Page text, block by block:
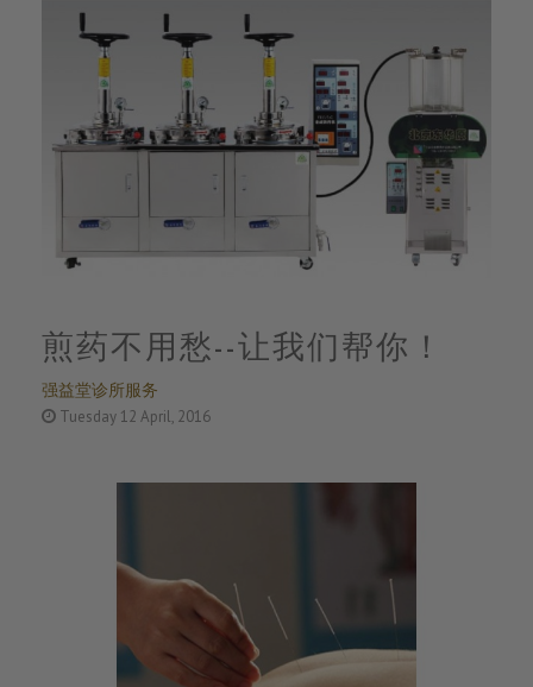
强益堂诊所服务
煎药不用愁--让我们帮你！
Tuesday 12 April, 2016